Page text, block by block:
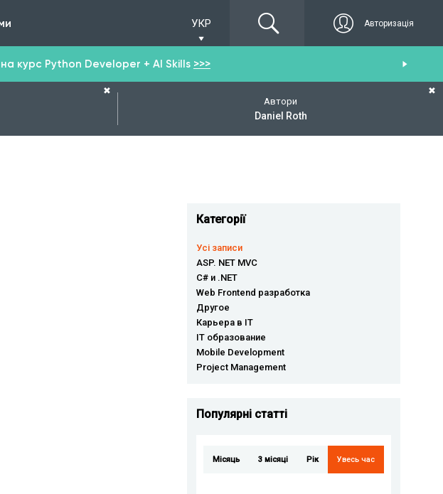
УКР Авторизація
на курс Python Developer + AI Skills >>>
✖
Автори
Daniel Roth
✖
Категорії
Усі записи
ASP. NET MVC
C# и .NET
Web Frontend разработка
Другое
Карьера в IT
IT образование
Mobile Development
Project Management
Популярні статті
Місяць 3 місяці Рік Увесь час